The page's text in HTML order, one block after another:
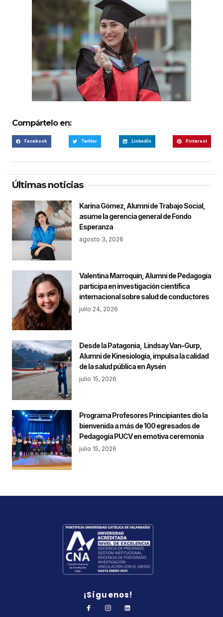
Compártelo en:
Facebook Twitter LinkedIn Pinterest
Últimas noticias
Karina Gómez, Alumni de Trabajo Social,
asume la gerencia general de Fondo
Esperanza
agosto 3, 2026
Valentina Marroquín, Alumni de Pedagogía
participa en investigación científica
internacional sobre salud de conductores
julio 24, 2026
Desde la Patagonia, Lindsay Van-Gurp,
Alumni de Kinesiología, impulsa la calidad
de la salud pública en Aysén
julio 15, 2026
Programa Profesores Principiantes dio la
bienvenida a más de 100 egresados de
Pedagogía PUCV en emotiva ceremonia
julio 15, 2026
¡Síguenos!